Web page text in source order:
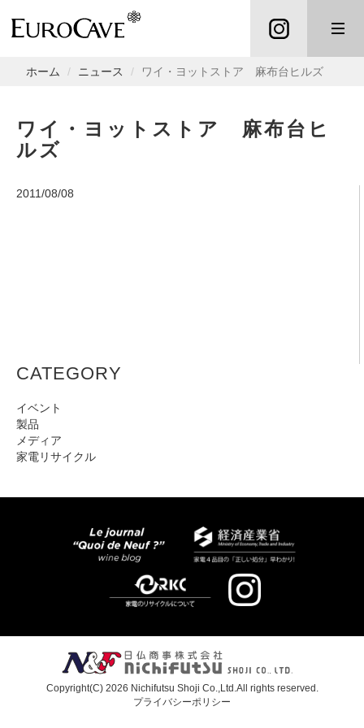
ホーム ニュース ワイ・ヨットストア 麻布台ヒルズ
ワイ・ヨットストア 麻布台ヒ
ルズ
2011/08/08
CATEGORY
イベント
製品
メディア
家電リサイクル
Copyright(C) 2026 Nichifutsu Shoji Co.,Ltd.All rights reserved.
プライバシーポリシー